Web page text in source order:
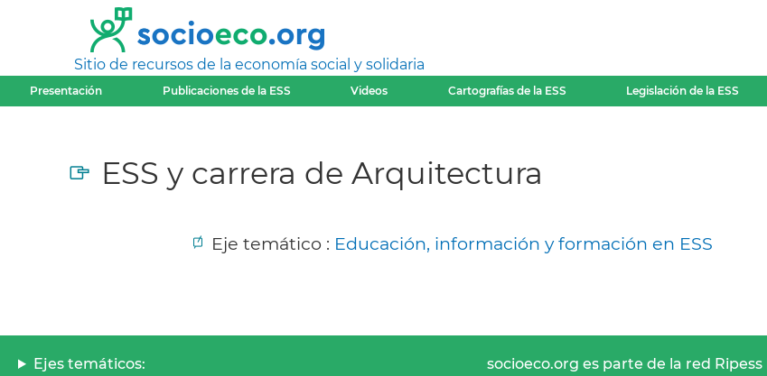
Sitio de recursos de la economía social y solidaria
Presentación Publicaciones de la ESS Videos Cartografías de la ESS Legislación de la ESS
ESS y carrera de Arquitectura
Eje temático : Educación, información y formación en ESS
Ejes temáticos:
socioeco.org es parte de la red Ripess